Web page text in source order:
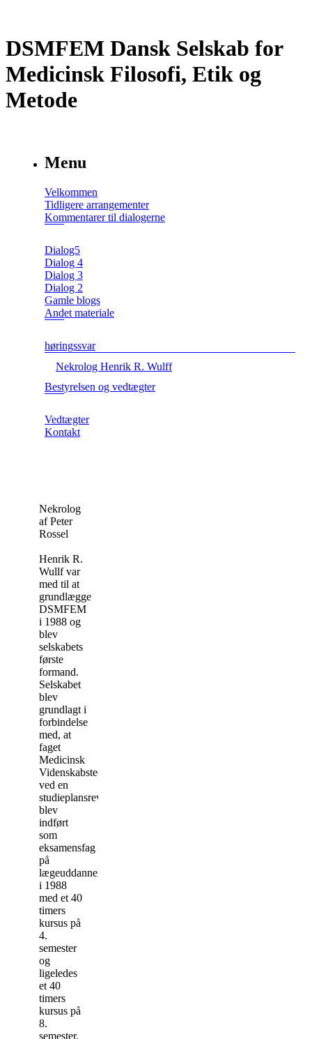
DSMFEM Dansk Selskab for
Medicinsk Filosofi, Etik og
Metode
Menu
Velkommen
Tidligere arrangementer
Kommentarer til dialogerne
Dialog5
Dialog 4
Dialog 3
Dialog 2
Gamle blogs
Andet materiale
høringssvar
Nekrolog Henrik R. Wulff
Bestyrelsen og vedtægter
Vedtægter
Kontakt
Nekrolog
af Peter
Rossel
Henrik R.
Wullf var
med til at
grundlægge
DSMFEM
i 1988 og
blev
selskabets
første
formand.
Selskabet
blev
grundlagt i
forbindelse
med, at
faget
Medicinsk
Videnskabsteori
ved en
studieplansrevision
blev
indført
som
eksamensfag
på
lægeuddannelsen
i 1988
med et 40
timers
kursus på
4.
semester
og
ligeledes
et 40
timers
kursus på
8.
semester.